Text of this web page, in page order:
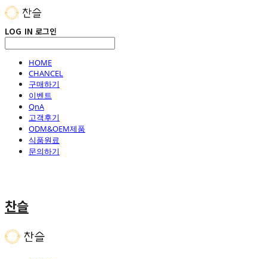
LOG IN 로그인
HOME
CHANCEL
구매하기
이벤트
QnA
고객후기
ODM&OEM제품
식품원료
문의하기
찬슬